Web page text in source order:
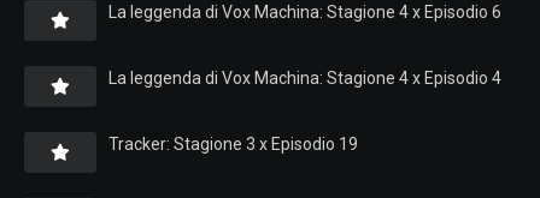
La leggenda di Vox Machina: Stagione 4 x Episodio 6
La leggenda di Vox Machina: Stagione 4 x Episodio 4
Tracker: Stagione 3 x Episodio 19